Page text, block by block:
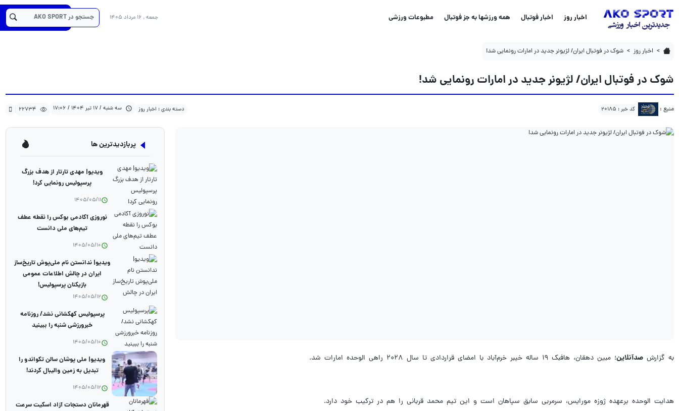
اخبار روز اخبار فوتبال همه ورزشها به جز فوتبال مطبوعات ورزشی جمعه , 16 مرداد 1405
اخبار روز شوک در فوتبال ایران/ لژیونر جدید در امارات رونمایی شد!
شوک در فوتبال ایران/ لژیونر جدید در امارات رونمایی شد! 1404/04/17
22734
شوک در فوتبال ایران/ لژیونر جدید در امارات رونمایی شد!
منبع : کد خبر : 20185 دسته بندی : اخبار روز سه شنبه / 17 تیر 1404 / 17:06 22734
به گزارشصدآنلاین؛ مبین دهقان، هافبک ۱۹ ساله خیبر خرم‌آباد با امضای قراردادی تا سال ۲۰۲۸ راهی الوحده امارات شد.
هدایت الوحده برعهده ژوزه مورایس، سرمربی سابق سپاهان است و این تیم محمد قربانی را هم در ترکیب خود دارد.
پربازدیدترین ها
ویدیو| مهدی تارتار از هدف بزرگ
پرسپولیس رونمایی کرد!
1405/05/11
نوروزی آکادمی بوکس را نقطه عطف
تیم‌های ملی دانست
1405/05/10
ویدیو| ندانستن نام ملی‌پوش تاریخ‌ساز
ایران در چالش اطلاعات عمومی
بازیکنان پرسپولیس!
1405/05/12
پرسپولیس کهکشانی نشد/ روزنامه
خبرورزشی شنبه را ببینید
1405/05/10
ویدیو| ملی پوشان سالن تکواندو را
تبدیل به زمین والیبال کردند!
1405/05/12
قهرمانان دستجات آزاد اسکیت سرعت